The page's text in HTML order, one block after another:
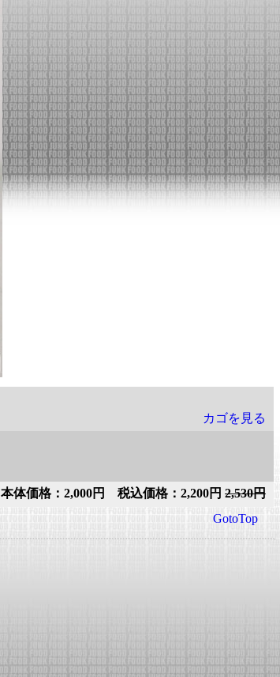
カゴを見る
本体価格：2,000円 税込価格：2,200円 2,530円
GotoTop